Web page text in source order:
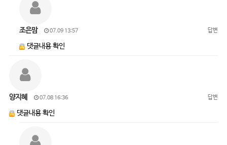
조은맘 07.09 13:57 답변
댓글내용 확인
양지혜 07.08 16:36 답변
댓글내용 확인